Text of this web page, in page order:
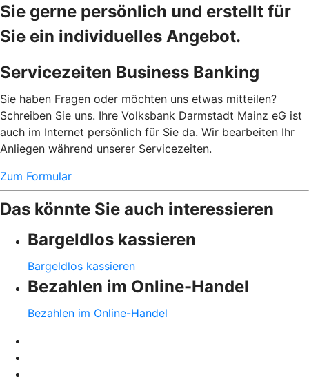
Sie gerne persönlich und erstellt für
Sie ein individuelles Angebot.
Servicezeiten Business Banking
Sie haben Fragen oder möchten uns etwas mitteilen?
Schreiben Sie uns. Ihre Volksbank Darmstadt Mainz eG ist
auch im Internet persönlich für Sie da. Wir bearbeiten Ihr
Anliegen während unserer Servicezeiten.
Zum Formular
Das könnte Sie auch interessieren
Bargeldlos kassieren
Bargeldlos kassieren
Bezahlen im Online-Handel
Bezahlen im Online-Handel